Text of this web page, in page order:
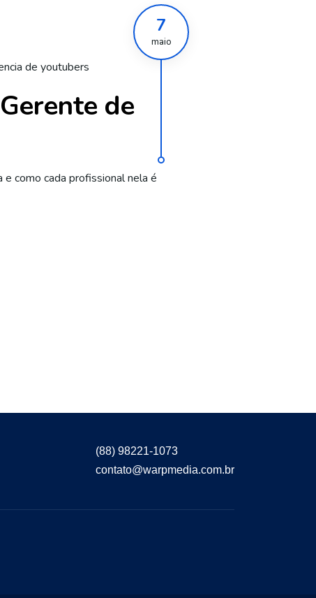
7
maio
de youtubers
de
como cada profissional nela é
(88) 98221-1073
contato@warpmedia.com.br